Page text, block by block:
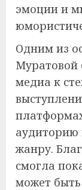
эмоции и
Одним из
Муратовой
медиа к
аудиторию
жанру.
смогла
может